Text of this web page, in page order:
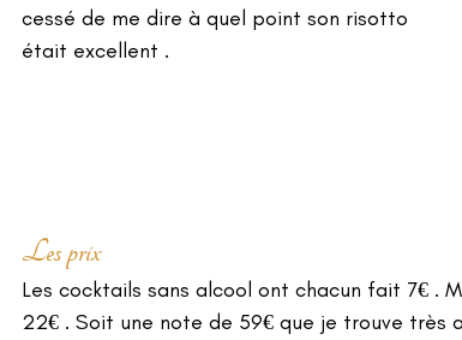
cessé de me dire à quel point son risotto
était excellent .
Les prix
Les cocktails sans alcool ont chacun fait 7€ .
22€ . Soit une note de 59€ que je trouve